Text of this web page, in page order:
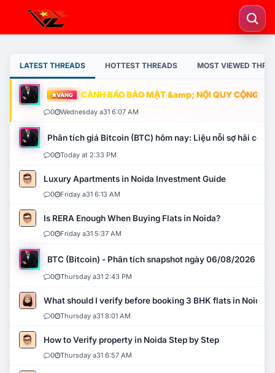
LATEST THREADS HOTTEST THREADS MOST VIEWED
VÀNG CẢNH BÁO BẢO MẬT &amp; NỘI QUY CỘNG
0 Wednesday a31 6:07 AM
Phân tích giá Bitcoin (BTC) hôm nay: Liệu nỗi sợ hãi có
0 Today at 2:33 PM
Luxury Apartments in Noida Investment Guide
0 Friday a31 6:13 AM
Is RERA Enough When Buying Flats in Noida?
0 Friday a31 5:37 AM
BTC (Bitcoin) - Phân tích snapshot ngày 06/08/2026
0 Thursday a31 2:43 PM
What should I verify before booking 3 BHK flats in Noida?
0 Thursday a31 8:01 AM
How to Verify property in Noida Step by Step
0 Thursday a31 6:57 AM